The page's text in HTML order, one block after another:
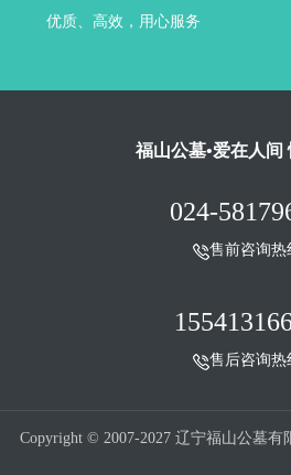
优质、高效，用心服务
福山公墓•爱在人间
024-
售前咨询热
售后咨询热
Copyright © 2007-2027 辽宁福山公墓有